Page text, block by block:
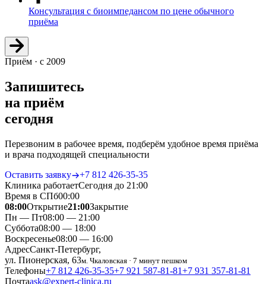
Консультация с биоимпедансом по цене обычного
приёма
Приём · с 2009
Запишитесь
на приём
сегодня
Перезвоним в рабочее время, подберём удобное время приёма
и врача подходящей специальности
Оставить заявку
+7 812 426‑35‑35
Клиника работаетСегодня до 21:00
Время в СПб00:00
08:00Открытие21:00Закрытие
Пн — Пт08:00 — 21:00
Суббота08:00 — 18:00
Воскресенье08:00 — 16:00
АдресСанкт-Петербург,
ул. Пионерская, 63м. Чкаловская · 7 минут пешком
Телефоны+7 812 426‑35‑35+7 921 587‑81‑81+7 931 357‑81‑81
Почтаask@expert-clinica.ru